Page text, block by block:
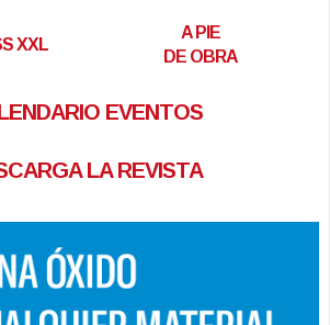
XXL
A PIE
DE OBRA
EVENTOS
LA REVISTA